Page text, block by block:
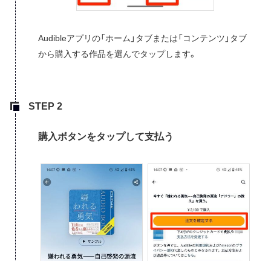
Audibleアプリの「ホーム」タブまたは「コンテンツ」タブ
から購入する作品を選んでタップします。
購入ボタンをタップして支払う